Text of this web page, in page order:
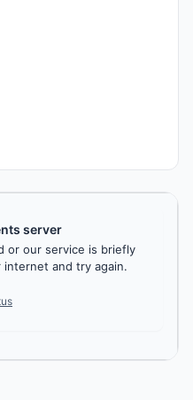
server
or our service is briefly
internet and try again.